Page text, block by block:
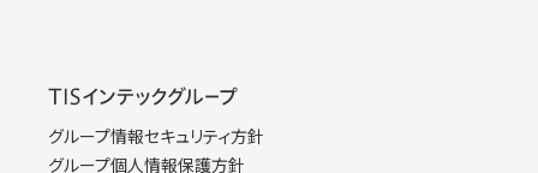
グループ情報セキュリティ方針
グループ個人情報保護方針